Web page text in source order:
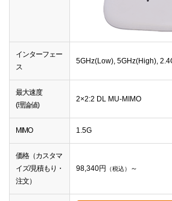
インターフェー
ス
5GHz(Low), 5GHz(High),
最大速度
(理論値)
2×2:2 DL MU-MIMO
MIMO 1.5G
価格（カスタマ
イズ/見積もり・
注文）
98,340円 （税込） ～